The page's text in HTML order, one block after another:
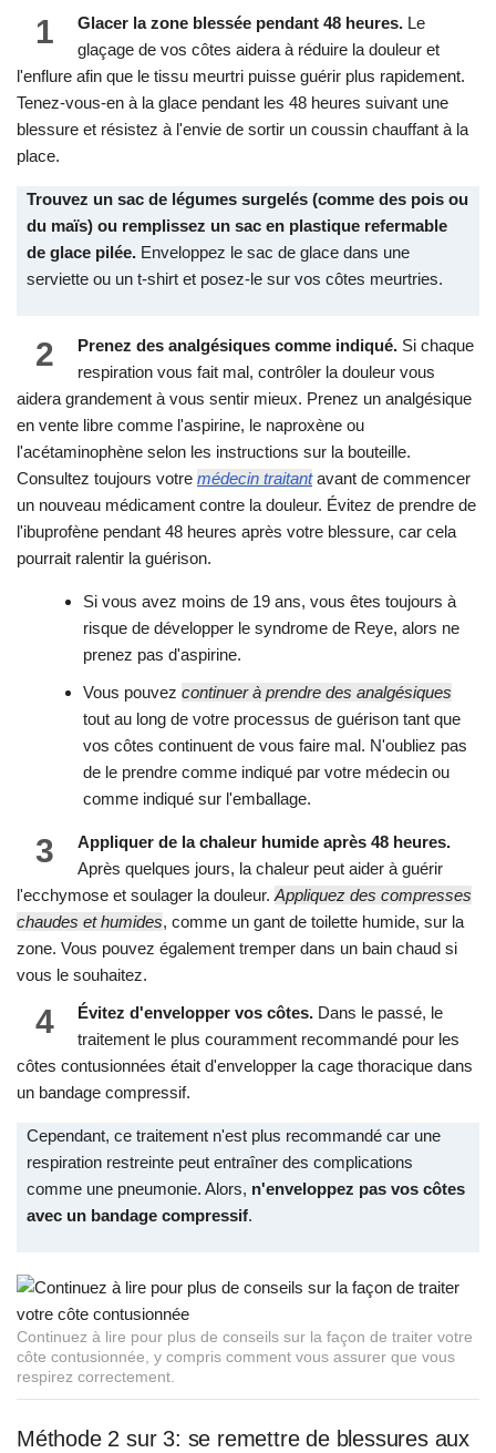
1 Glacer la zone blessée pendant 48 heures. Le
glaçage de vos côtes aidera à réduire la douleur et
l'enflure afin que le tissu meurtri puisse guérir plus rapidement.
Tenez-vous-en à la glace pendant les 48 heures suivant une
blessure et résistez à l'envie de sortir un coussin chauffant à la
place.
Trouvez un sac de légumes surgelés (comme des pois ou
du maïs) ou remplissez un sac en plastique refermable
de glace pilée. Enveloppez le sac de glace dans une
serviette ou un t-shirt et posez-le sur vos côtes meurtries.
2 Prenez des analgésiques comme indiqué. Si chaque
respiration vous fait mal, contrôler la douleur vous
aidera grandement à vous sentir mieux. Prenez un analgésique
en vente libre comme l'aspirine, le naproxène ou
l'acétaminophène selon les instructions sur la bouteille.
Consultez toujours votre médecin traitantavant de commencer
un nouveau médicament contre la douleur. Évitez de prendre de
l'ibuprofène pendant 48 heures après votre blessure, car cela
pourrait ralentir la guérison.
Si vous avez moins de 19 ans, vous êtes toujours à
risque de développer le syndrome de Reye, alors ne
prenez pas d'aspirine.
Vous pouvez continuer à prendre des analgésiques
tout au long de votre processus de guérison tant que
vos côtes continuent de vous faire mal. N'oubliez pas
de le prendre comme indiqué par votre médecin ou
comme indiqué sur l'emballage.
3
Appliquer de la chaleur humide après 48 heures.
Après quelques jours, la chaleur peut aider à guérir
l'ecchymose et soulager la douleur.Appliquez des compresses
chaudes et humides, comme un gant de toilette humide, sur la
zone. Vous pouvez également tremper dans un bain chaud si
vous le souhaitez.
4 Évitez d'envelopper vos côtes. Dans le passé, le
traitement le plus couramment recommandé pour les
côtes contusionnées était d'envelopper la cage thoracique dans
un bandage compressif.
Cependant, ce traitement n'est plus recommandé car une
respiration restreinte peut entraîner des complications
comme une pneumonie. Alors, n'enveloppez pas vos côtes
avec un bandage compressif.
Continuez à lire pour plus de conseils sur la façon de traiter votre
côte contusionnée, y compris comment vous assurer que vous
respirez correctement.
Méthode 2 sur 3: se remettre de blessures aux